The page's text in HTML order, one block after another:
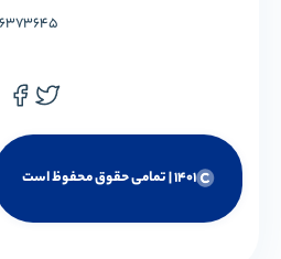
1401 | تمامی حقوق محفوظ است